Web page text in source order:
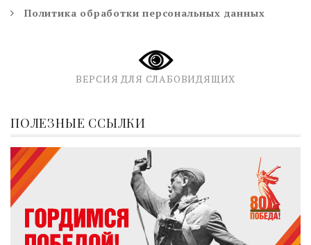
Политика обработки персональных данных
ВЕРСИЯ ДЛЯ СЛАБОВИДЯЩИХ
ПОЛЕЗНЫЕ ССЫЛКИ